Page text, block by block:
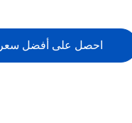
احصل على أفضل سعر